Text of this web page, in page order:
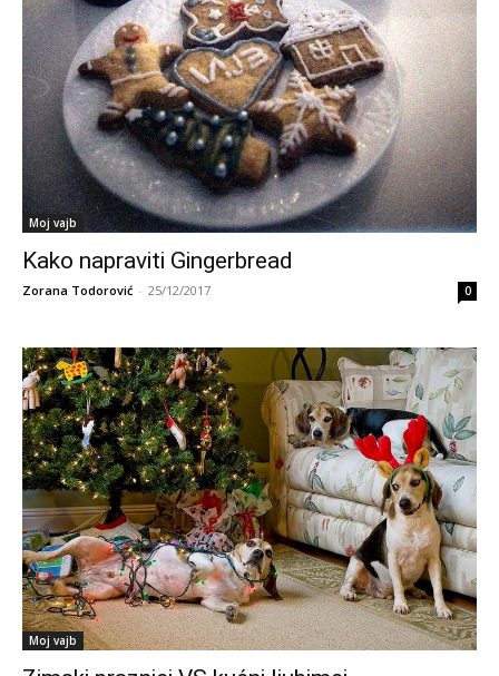
Moj vajb
Kako napraviti Gingerbread
Zorana Todorović - 25/12/2017 0
Moj vajb